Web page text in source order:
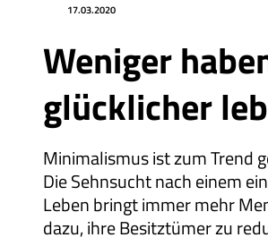
Weniger
glücklicher
Minimalismus ist zum Trend
Die Sehnsucht nach einem
Leben bringt immer mehr
dazu, ihre Besitztümer zu
17.03.2020